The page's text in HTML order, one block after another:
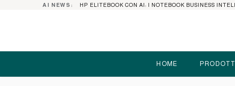
AI NEWS:
HOME PRODOTTI